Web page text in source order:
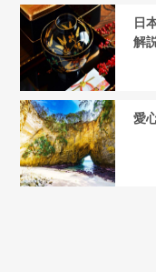
日
解
愛